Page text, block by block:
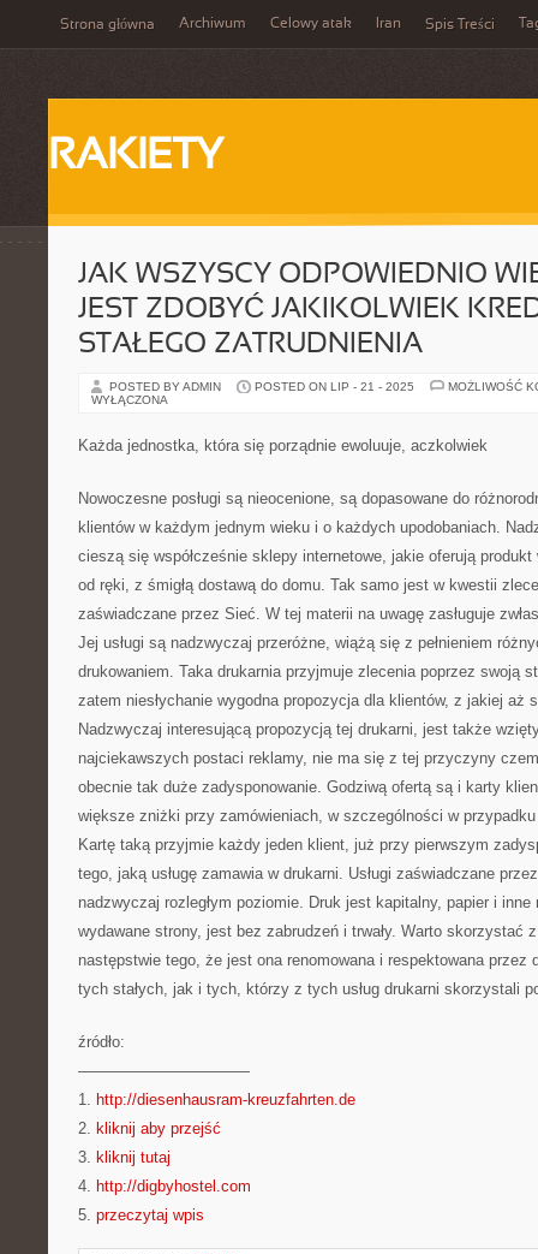
Strona główna Archiwum Celowy atak Iran Spis Treści
RAKIETY
JAK WSZYSCY ODPOWIEDNIO
JEST ZDOBYĆ JAKIKOLWIEK
STAŁEGO ZATRUDNIENIA
POSTED BY ADMIN POSTED ON LIP - 21 - 2025
MOŻLIWOŚĆ
WYŁĄCZONA
Każda jednostka, która się porządnie ewoluuje, aczkolwiek
Nowoczesne posługi są nieocenione, są dopasowane do
klientów w każdym jednym wieku i o każdych upodobaniach.
cieszą się współcześnie sklepy internetowe, jakie oferują
od ręki, z śmigłą dostawą do domu. Tak samo jest w kwestii
zaświadczane przez Sieć. W tej materii na uwagę zasługuje
Jej usługi są nadzwyczaj przeróżne, wiążą się z pełnieniem
drukowaniem. Taka drukarnia przyjmuje zlecenia poprzez swoją
zatem niesłychanie wygodna propozycja dla klientów, z jakiej aż
Nadzwyczaj interesującą propozycją tej drukarni, jest także
najciekawszych postaci reklamy, nie ma się z tej przyczyny
obecnie tak duże zadysponowanie. Godziwą ofertą są i karty
większe zniżki przy zamówieniach, w szczególności w
Kartę taką przyjmie każdy jeden klient, już przy pierwszym
tego, jaką usługę zamawia w drukarni. Usługi zaświadczane
nadzwyczaj rozległym poziomie. Druk jest kapitalny, papier i inne
wydawane strony, jest bez zabrudzeń i trwały. Warto skorzystać
następstwie tego, że jest ona renomowana i respektowana przez
tych stałych, jak i tych, którzy z tych usług drukarni skorzystali
źródło:
———————————
1. http://diesenhausram-kreuzfahrten.de
2. kliknij aby przejść
3. kliknij tutaj
4. http://digbyhostel.com
5. przeczytaj wpis